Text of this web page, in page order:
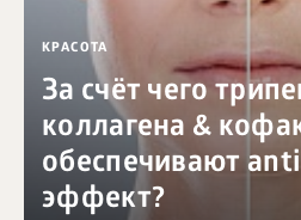
КРАСОТА
За счёт чего
коллагена &
обеспечивают
эффект?